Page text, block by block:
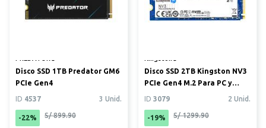
Disco SSD 1TB Predator GM6
PCIe Gen4
ID 4537 3 Unid.
-22% S/ 899.90
Disco SSD 2TB Kingston NV3
PCIe Gen4 M.2 Para PC y
laptop
ID 3079 2 Unid.
-19% S/ 1299.90